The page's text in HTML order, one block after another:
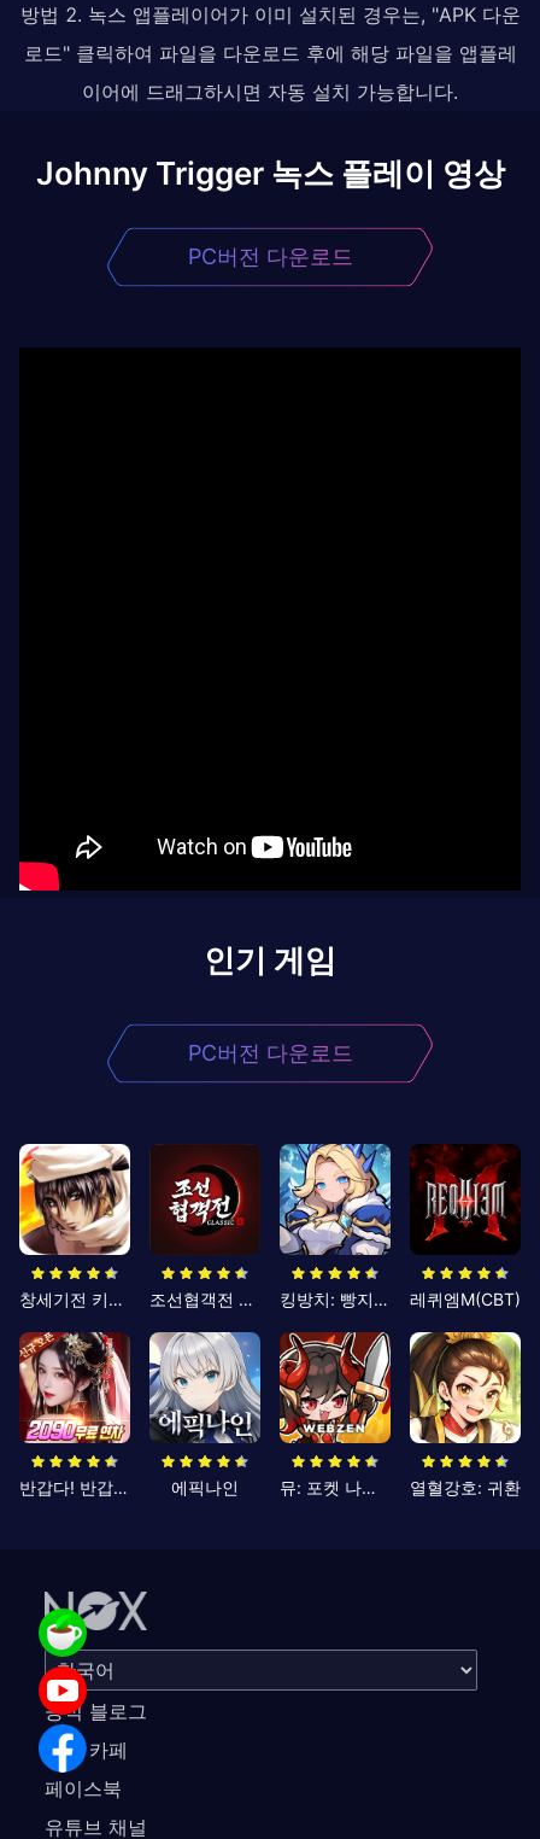
방법 2. 녹스 앱플레이어가 이미 설치된 경우는, "APK 다운
로드" 클릭하여 파일을 다운로드 후에 해당 파일을 앱플레
이어에 드래그하시면 자동 설치 가능합니다.
Johnny Trigger 녹스 플레이 영상
PC버전 다운로드
인기 게임
PC버전 다운로드
창세기전 키우기 조선협객전 클래식 킹방치: 빵지의 제왕 레퀴엠M(CBT)
반갑다! 반갑삼국지 에픽나인 뮤: 포켓 나이츠 열혈강호: 귀환
공식 블로그
공식 카페
페이스북
유튜브 채널